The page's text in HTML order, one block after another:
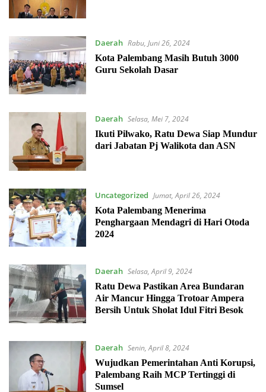
Daerah Rabu, Juni 26, 2024
Kota Palembang Masih Butuh 3000
Guru Sekolah Dasar
Daerah Selasa, Mei 7, 2024
Ikuti Pilwako, Ratu Dewa Siap Mundur
dari Jabatan Pj Walikota dan ASN
Uncategorized Jumat, April 26, 2024
Kota Palembang Menerima
Penghargaan Mendagri di Hari Otoda
2024
Daerah Selasa, April 9, 2024
Ratu Dewa Pastikan Area Bundaran
Air Mancur Hingga Trotoar Ampera
Bersih Untuk Sholat Idul Fitri Besok
Daerah Senin, April 8, 2024
Wujudkan Pemerintahan Anti Korupsi,
Palembang Raih MCP Tertinggi di
Sumsel